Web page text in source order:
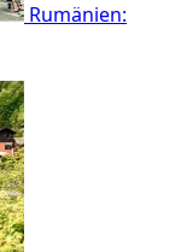
Rumänien: